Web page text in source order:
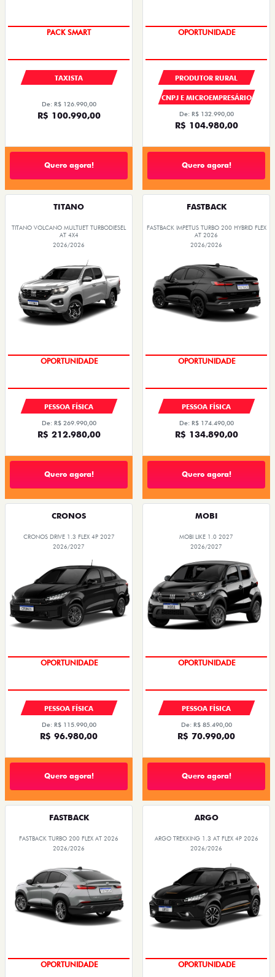
PACK SMART
TAXISTA
De: R$ 126.990,00
R$ 100.990,00
Quero agora!
OPORTUNIDADE
PRODUTOR RURAL
CNPJ E MICROEMPRESÁRIO
De: R$ 132.990,00
R$ 104.980,00
Quero agora!
TITANO
TITANO VOLCANO MULTIJET TURBODIESEL
AT 4X4
2026/2026
OPORTUNIDADE
PESSOA FÍSICA
De: R$ 269.990,00
R$ 212.980,00
Quero agora!
FASTBACK
FASTBACK IMPETUS TURBO 200 HYBRID FLEX
AT 2026
2026/2026
OPORTUNIDADE
PESSOA FÍSICA
De: R$ 174.490,00
R$ 134.890,00
Quero agora!
CRONOS
CRONOS DRIVE 1.3 FLEX 4P 2027
2026/2027
OPORTUNIDADE
PESSOA FÍSICA
De: R$ 115.990,00
R$ 96.980,00
Quero agora!
MOBI
MOBI LIKE 1.0 2027
2026/2027
OPORTUNIDADE
PESSOA FÍSICA
De: R$ 85.490,00
R$ 70.990,00
Quero agora!
FASTBACK
FASTBACK TURBO 200 FLEX AT 2026
2026/2026
OPORTUNIDADE
ARGO
ARGO TREKKING 1.3 AT FLEX 4P 2026
2026/2026
OPORTUNIDADE